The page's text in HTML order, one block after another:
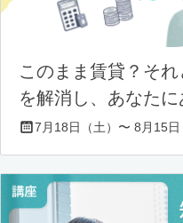
このまま賃貸？そ
を解消し、あなた
7月18日（土）〜 8月15